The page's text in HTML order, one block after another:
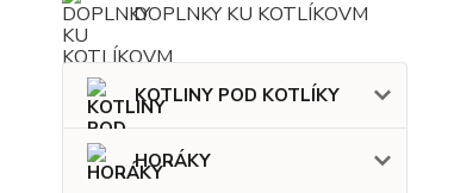
DOPLNKY KU KOTLÍKOVM
KOTLINY POD KOTLÍKY
HORÁKY